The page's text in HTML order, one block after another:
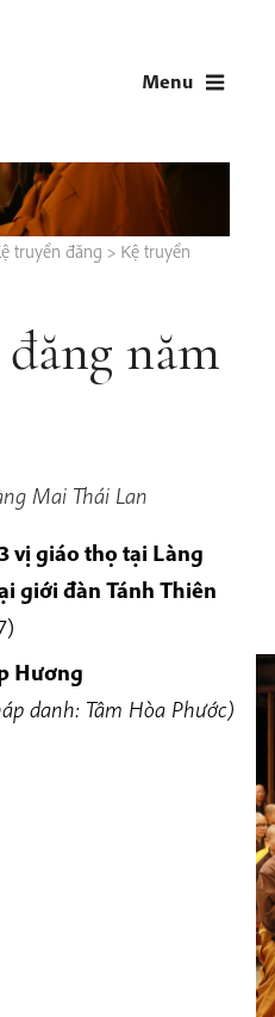
Menu
truyền đăng > Kệ truyền
năm
Mai Thái Lan
vị giáo thọ tại Làng
giới đàn Tánh Thiên
Hương
danh: Tâm Hòa Phước)